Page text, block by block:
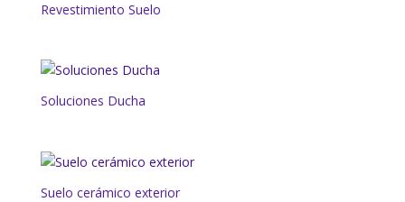
Revestimiento Suelo
Soluciones Ducha
Suelo cerámico exterior